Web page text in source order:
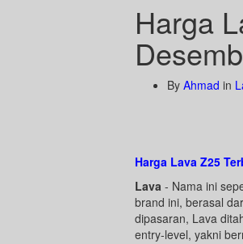
Harga
By Ahmad in
Harga Lava Z25
Lava - Nama ini
brand ini, berasal
dipasaran, Lava
entry-level, yakni